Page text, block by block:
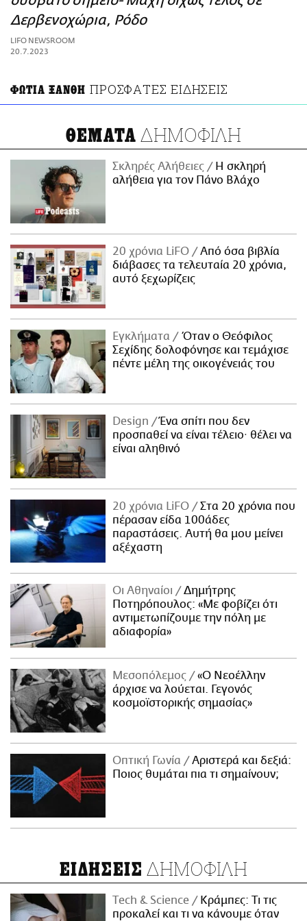
ΑΜΠΑ
PRINT
Δερβενοχώρια, Ρόδο
LIFO NEWSROOM
20.7.2023
ΦΩΤΙΑ ΞΑΝΘΗ ΠΡΟΣΦΑΤΕΣ ΕΙΔΗΣΕΙΣ
ΘΕΜΑΤΑ ΔΗΜΟΦΙΛΗ
Σκληρές Αλήθειες
H σκληρή
αλήθεια για τον Πάνο Βλάχο
20 χρόνια LiFO
Από όσα βιβλία
διάβασες τα τελευταία 20 χρόνια,
αυτό ξεχωρίζεις
Εγκλήματα
Όταν ο Θεόφιλος
Σεχίδης δολοφόνησε και τεμάχισε
πέντε μέλη της οικογένειάς του
Design
Ένα σπίτι που δεν
προσπαθεί να είναι τέλειο· θέλει να
είναι αληθινό
20 χρόνια LiFO
Στα 20 χρόνια που
πέρασαν είδα 100άδες
παραστάσεις. Αυτή θα μου μείνει
αξέχαστη
Οι Αθηναίοι
Δημήτρης
Ποτηρόπουλος: «Με φοβίζει ότι
αντιμετωπίζουμε την πόλη με
αδιαφορία»
Μεσοπόλεμος
«Ο Νεοέλλην
άρχισε να λούεται. Γεγονός
κοσμοϊστορικής σημασίας»
Οπτική Γωνία
Αριστερά και δεξιά:
Ποιος θυμάται πια τι σημαίνουν;
ΕΙΔΗΣΕΙΣ ΔΗΜΟΦΙΛΗ
Τech & Science
Κράμπες: Τι τις
προκαλεί και τι να κάνουμε όταν